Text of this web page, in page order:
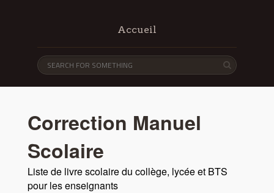
Accueil
Correction Manuel
Scolaire
Liste de livre scolaire du collège, lycée et BTS
pour les enseignants